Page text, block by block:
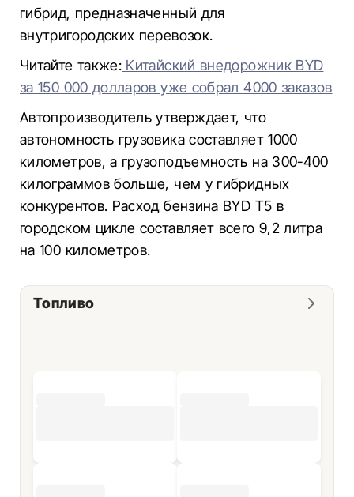
гибрид, предназначенный для
внутригородских перевозок.
Читайте также: Китайский внедорожник BYD
за 150 000 долларов уже собрал 4000 заказов
Автопроизводитель утверждает, что
автономность грузовика составляет 1000
километров, а грузоподъемность на 300-400
килограммов больше, чем у гибридных
конкурентов. Расход бензина BYD T5 в
городском цикле составляет всего 9,2 литра
на 100 километров.
Топливо